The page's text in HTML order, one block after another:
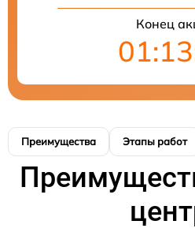
Конец
Преимущества Этапы работ